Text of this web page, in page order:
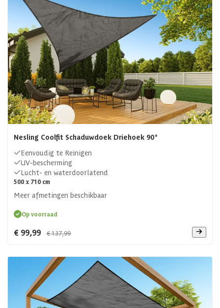
Nesling Coolfit Schaduwdoek Driehoek 90°
Eenvoudig te Reinigen
UV-bescherming
Lucht- en waterdoorlatend
500 x 710 cm
Meer afmetingen beschikbaar
Op voorraad
€ 99,99 € 137,99